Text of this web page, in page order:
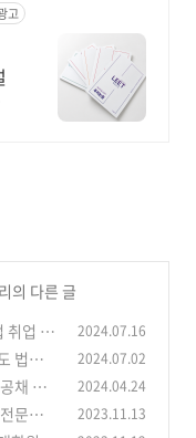
고
의 다른 글
취업 면
2024.07.16
법학전
2024.07.02
채 자
인지
2024.04.24
문대학
2023.11.13